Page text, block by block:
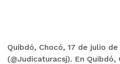
Quibdó, Chocó, 17 de julio de
(@Judicaturacsj). En